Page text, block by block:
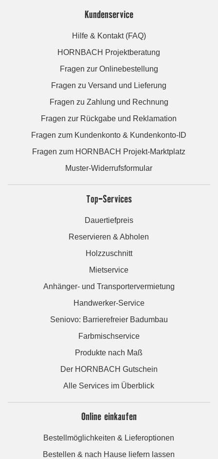
Kundenservice
Hilfe & Kontakt (FAQ)
HORNBACH Projektberatung
Fragen zur Onlinebestellung
Fragen zu Versand und Lieferung
Fragen zu Zahlung und Rechnung
Fragen zur Rückgabe und Reklamation
Fragen zum Kundenkonto & Kundenkonto-ID
Fragen zum HORNBACH Projekt-Marktplatz
Muster-Widerrufsformular
Top-Services
Dauertiefpreis
Reservieren & Abholen
Holzzuschnitt
Mietservice
Anhänger- und Transportervermietung
Handwerker-Service
Seniovo: Barrierefreier Badumbau
Farbmischservice
Produkte nach Maß
Der HORNBACH Gutschein
Alle Services im Überblick
Online einkaufen
Bestellmöglichkeiten & Lieferoptionen
Bestellen & nach Hause liefern lassen